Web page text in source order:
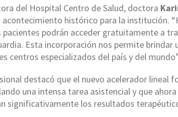
del Hospital Centro de Salud, doctora
acontecimiento histórico para la institución.
pacientes podrán acceder gratuitamente a
Esta incorporación nos permite brindar
centros especializados del país y del
destacó que el nuevo acelerador lineal
una intensa tarea asistencial y que
significativamente los resultados